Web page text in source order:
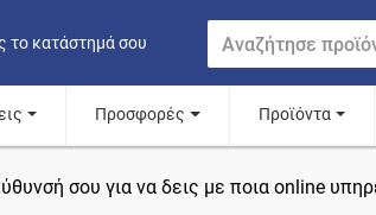
το κατάστημά σου
Προσφορές Προϊόντα
σου για να δεις με ποια online